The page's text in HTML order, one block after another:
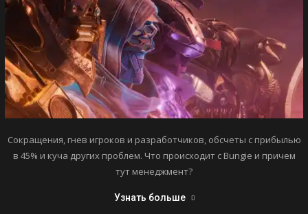
Сокращения, гнев игроков и разработчиков, обсчеты с прибылью
в 45% и куча других проблем. Что происходит с Bungie и причем
тут менеджмент?
Узнать больше